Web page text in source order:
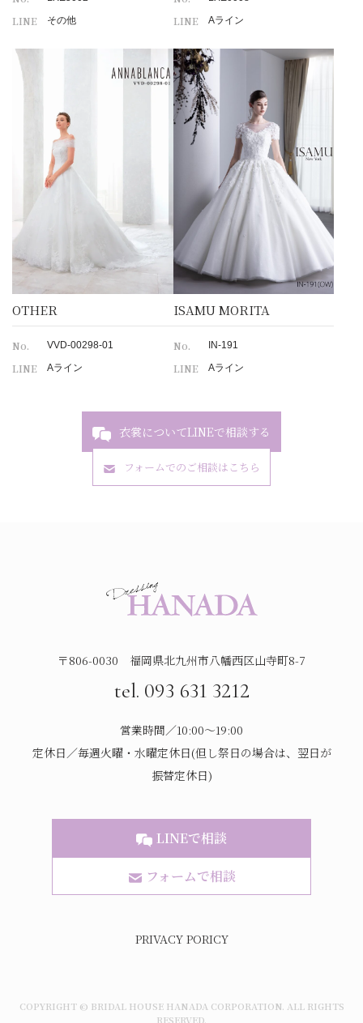
LINE その他 LINE Aライン
OTHER
No. VVD-00298-01
LINE Aライン
ISAMU MORITA
No. IN-191
LINE Aライン
衣裳についてLINEで相談する
フォームでのご相談はこちら
〒806-0030 福岡県北九州市八幡西区山寺町8-7
tel. 093 631 3212
営業時間／10:00～19:00
定休日／毎週火曜・水曜定休日(但し祭日の場合は、翌日が
振替定休日)
LINEで相談
フォームで相談
PRIVACY PORICY
COPYRIGHT © BRIDAL HOUSE HANADA CORPORATION. ALL RIGHTS
RESERVED.